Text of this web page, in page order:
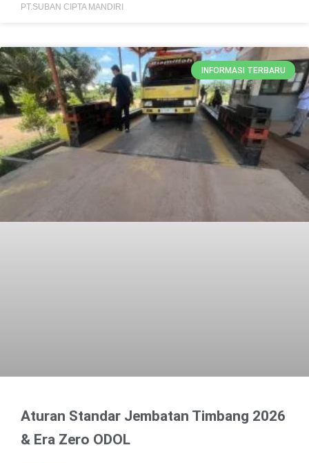
PT.SUBAN CIPTA MANDIRI
INFORMASI TERBARU
Aturan Standar Jembatan Timbang 2026
& Era Zero ODOL